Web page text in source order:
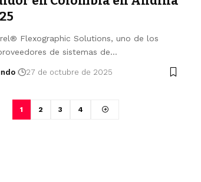
Flexographic Solutions, uno de los
de sistemas de…
27 de octubre de 2025
1 2 3 4